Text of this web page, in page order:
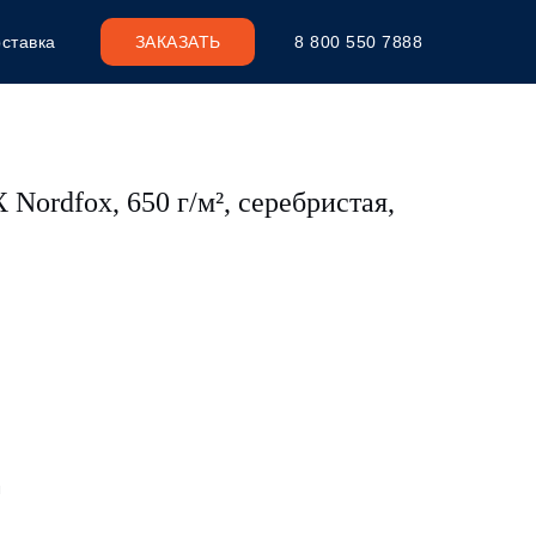
8 800 550 7888
ЗАКАЗАТЬ
650 г/м², серебристая,